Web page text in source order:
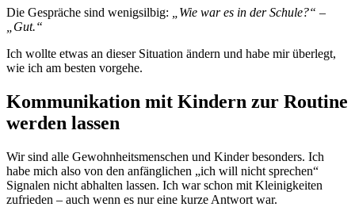
Die Gespräche sind wenigsilbig:
„Wie war es in der Schule?“ –
„Gut.“
Ich wollte etwas an dieser Situation ändern und habe mir überlegt,
wie ich am besten vorgehe.
Kommunikation mit Kindern zur Routine
werden lassen
Wir sind alle Gewohnheitsmenschen und Kinder besonders. Ich
habe mich also von den anfänglichen „ich will nicht sprechen“
Signalen nicht abhalten lassen. Ich war schon mit Kleinigkeiten
zufrieden – auch wenn es nur eine kurze Antwort war.